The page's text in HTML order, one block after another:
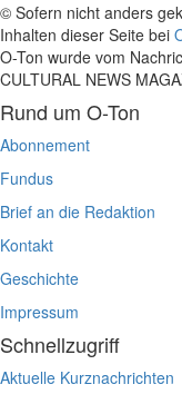
© Sofern nicht anders
Inhalten dieser Seite bei
O-Ton wurde vom
CULTURAL NEWS
Rund um O-Ton
Abonnement
Fundus
Brief an die Redaktion
Kontakt
Geschichte
Impressum
Schnellzugriff
Aktuelle Kurznachrichten